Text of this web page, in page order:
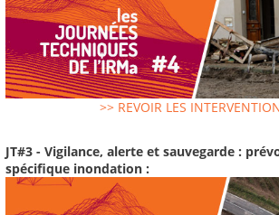
>> REVOIR LES
JT#3 - Vigilance, alerte et sauvegarde :
spécifique inondation :